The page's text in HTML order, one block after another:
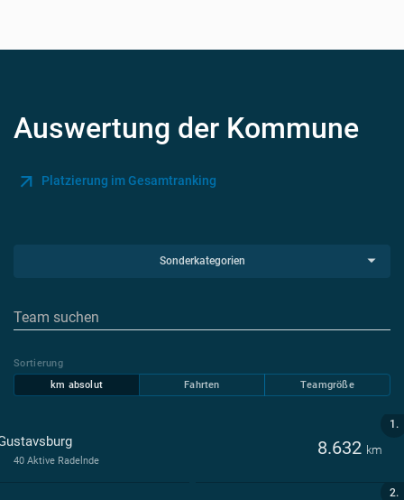
Auswertung der Kommune
Platzierung im Gesamtranking
Sonderkategorien
Sortierung
km absolut
Fahrten Teamgröße
1.
8.632 km
40 Aktive Radelnde
2.